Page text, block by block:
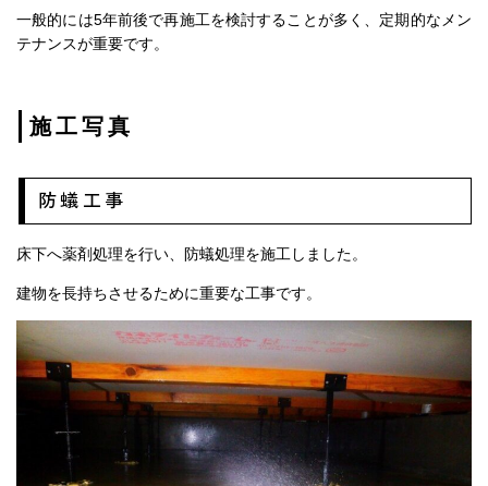
一般的には5年前後で再施工を検討することが多く、定期的なメン
テナンスが重要です。
施工写真
防蟻工事
床下へ薬剤処理を行い、防蟻処理を施工しました。
建物を長持ちさせるために重要な工事です。